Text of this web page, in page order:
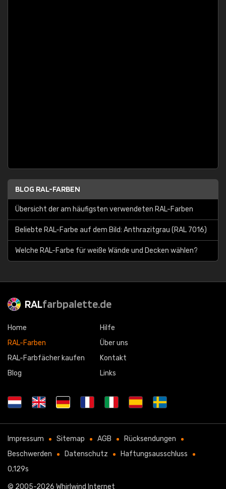
BLOG RAL-FARBEN
Übersicht der am häufigsten verwendeten RAL-Farben
Beliebte RAL-Farbe auf dem Bild: Anthrazitgrau (RAL 7016)
Welche RAL-Farbe für weiße Wände und Decken wählen?
RALfarbpalette.de
Home
RAL-Farben
RAL-Farbfächer kaufen
Blog
Hilfe
Über uns
Kontakt
Links
Impressum Sitemap AGB
Rücksendungen
Beschwerden
Datenschutz
Haftungsausschluss
0,129s
© 2005-2026 Whirlwind Internet